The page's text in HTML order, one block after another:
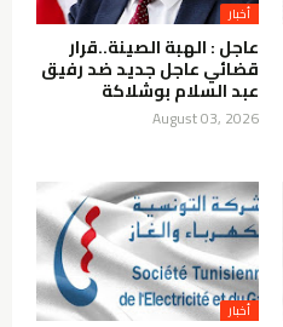
أخبار
عاجل : الهبة الصينة..قرار
قضائي عاجل جديد ضد رفيق
عبد السلام بوشلاكة
August 03, 2026
أخبار